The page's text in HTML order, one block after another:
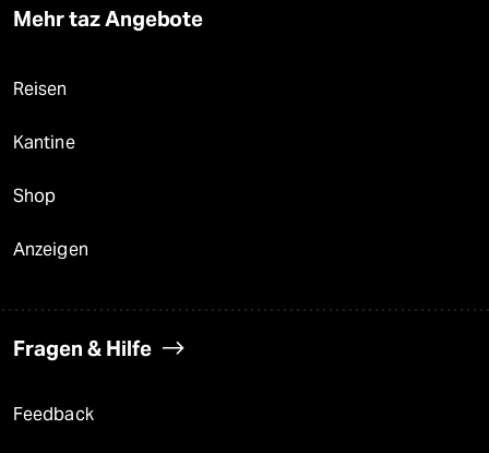
Mehr taz Angebote
Reisen
Kantine
Shop
Anzeigen
Fragen & Hilfe
Feedback